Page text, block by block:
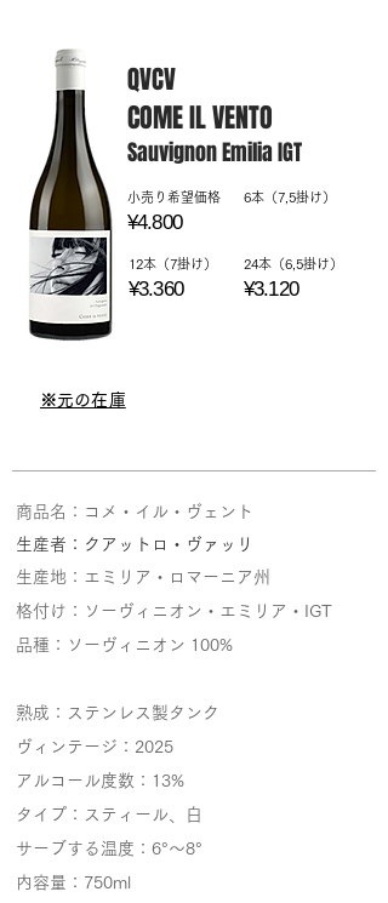
COME IL VENTO
Sauvignon Emilia IGT
QVCV
​小売り希望価格
¥4.800
12本（7掛け）
¥3.360
6本（7,5掛け）
24本（6,5掛け）
¥3.120
​※元の在庫
商品名：コメ・イル・ヴェント
生産者：クアットロ・ヴァッリ
生産地：エミリア・ロマーニア州
格付け：ソーヴィニオン・エミリア・IGT
品種：ソーヴィニオン 100%
​熟成：ステンレス製タンク
ヴィンテージ：2025
アルコール度数：13%
タイプ：スティール、白
サーブする温度：6°～8°
内容量：750ml